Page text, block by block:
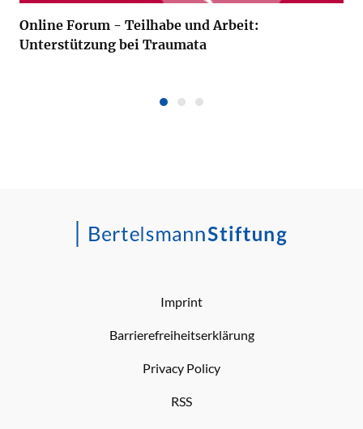
Online Forum - Teilhabe und Arbeit:
Unterstützung bei Traumata
Imprint
Barrierefreiheitserklärung
Privacy Policy
RSS